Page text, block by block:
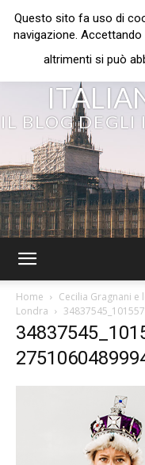
IL BLOG
Home
Cecilia Gragnani e
Londra
Questo sito fa uso di
navigazione. Accettando
altrimenti si può